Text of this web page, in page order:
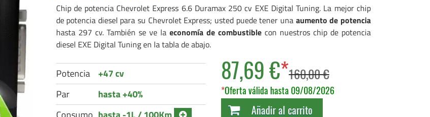
Chip de potencia Chevrolet Express 6.6 Duramax 250 cv EXE Digital Tuning. La mejor chip
de potencia diesel para su Chevrolet Express; usted puede tener una aumento de potencia
hasta 297 cv. También se ve la economía de combustible con nuestros chip de potencia
diesel EXE Digital Tuning en la tabla de abajo.
Potencia
+47 cv
Par
hasta +40%
87,69 €*160,00 €
*Oferta válida hasta 09/08/2026
Añadir al carrito